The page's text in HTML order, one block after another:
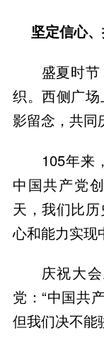
坚定信心
盛夏时
织。西侧广
影留念，共同
105年来
中国共产党
天，我们比
心和能力实现
庆祝大
党：“中国共
但我们决不能